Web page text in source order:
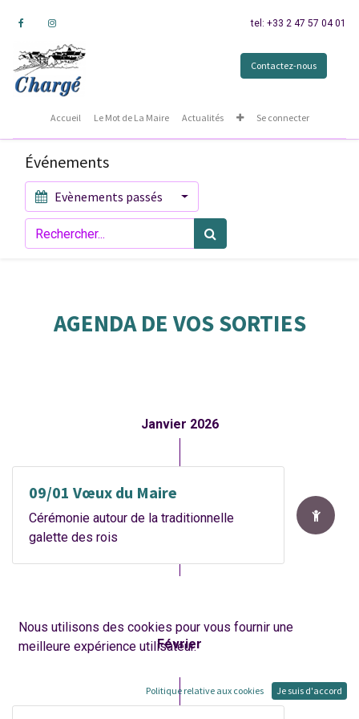
tel: +33 2 47 57 04 01
Contactez-nous
Accueil Le Mot de La Maire Actualités Se connecter
Événements
Evènements passés
AGENDA DE VOS SORTIES
Janvier 2026
09/01 Vœux du Maire
Cérémonie autour de la traditionnelle
galette des rois
Février
Nous utilisons des cookies pour vous fournir une
meilleure expérience utilisateur.
Politique relative aux cookies Je suis d'accord